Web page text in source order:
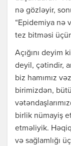
nə gözləyir,
“Epidemiya nə
tez bitməsi
Açığını deyim
deyil, çətindir,
biz hamımız
birimizdən,
birlik nümayiş
etməliyik.
və sağlamlığı